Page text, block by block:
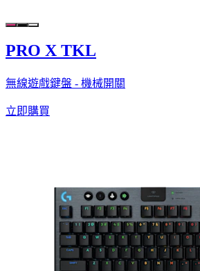
PRO X TKL
無線遊戲鍵盤 - 機械開關
立即購買